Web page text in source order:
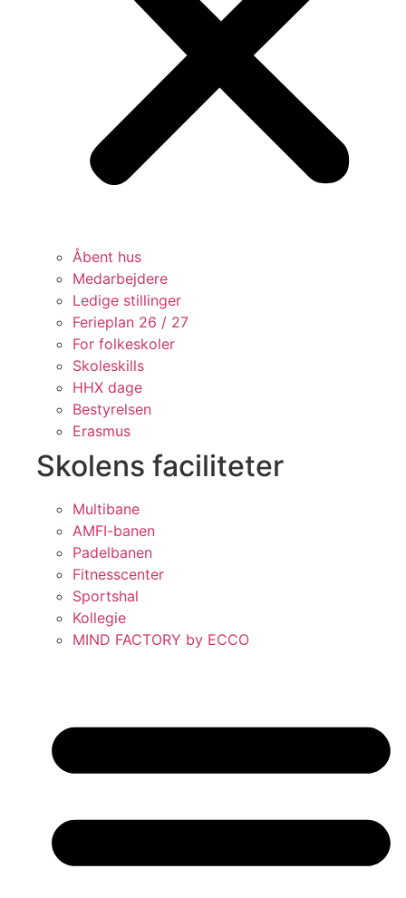
Åbent hus
Medarbejdere
Ledige stillinger
Ferieplan 26 / 27
For folkeskoler
Skoleskills
HHX dage
Bestyrelsen
Erasmus
Skolens faciliteter
Multibane
AMFI-banen
Padelbanen
Fitnesscenter
Sportshal
Kollegie
MIND FACTORY by ECCO